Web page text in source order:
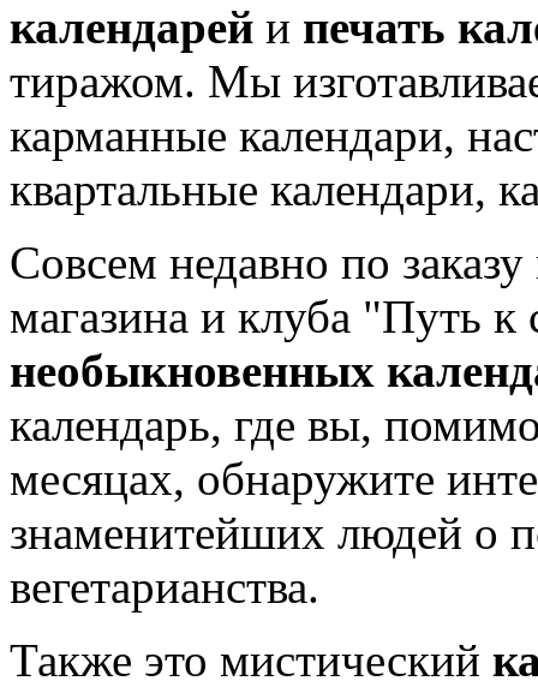
календарей и печать
тиражом. Мы
карманные календари,
квартальные календари,
Совсем недавно по
магазина и клуба "Путь
необыкновенных
календарь, где вы,
месяцах, обнаружите
знаменитейших людей о
вегетарианства.
Также это мистический